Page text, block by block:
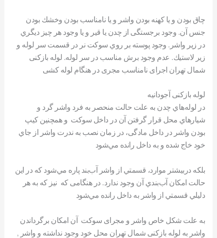
چاق بودن و يا کهنه بودن واشر و يا نامناسب بودن وخشك بودن
جنس آن. وجود برجستگی از چدن يا قير و يا وجود هر چيز ديگري
در زير واشر. وجود پوسته بر روي سوکت نر در قسمت سر لوله و
زير لاستيك. عدم وجود برش مناسب در سر لوله. لوله بازکنی
شمال تهران اجرای نامناسب مجری در هنگام لوله کشی
لوله بازکنی آجودانیه
در لوله‌هاي چدن به علت حالت منحصر به فرد واشر گرد و
شيارهاي محل قرار گرفتن آن در داخل سوکت و همچنين كيپ
بودن واشر در داخل مادگی، در زمان نصب به ندرت واشر از جاي
خود خاج شده و به داخل رانده مي‌شود
بلكه دربیشتر موارد، قسمتي از واشر آب‌بند پاره مي‌شود كه در اين
حالت امكان آب‌بندي آن وجود ندارد. در هنگامی که نيز كه به هر
دليلي قسمتي از واشر به داخل رانده مي‌شود
به علت شكل خاص واشر و مجرای سوکت آن امكان برگرداندن
واشر به لوله بازکنی شمال تهران محل خود وجود نداشته و واشر ,